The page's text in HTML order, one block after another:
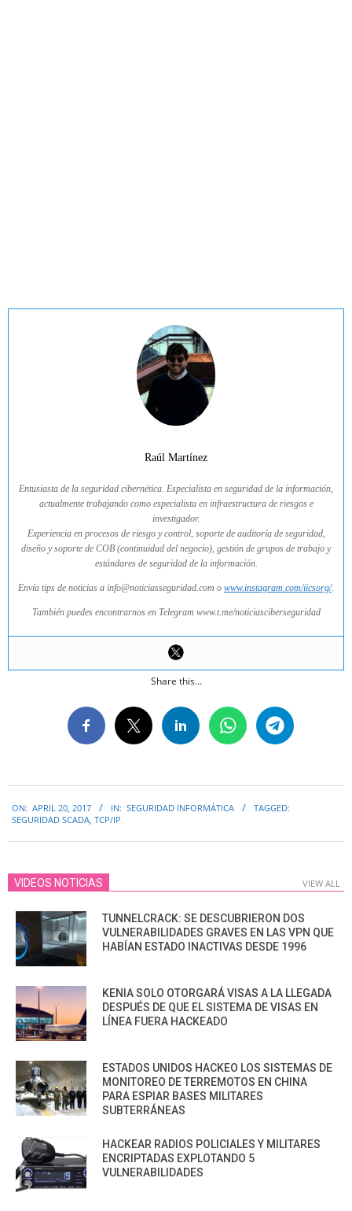
Raúl Martínez
Entusiasta de la seguridad cibernética. Especialista en seguridad de la información,
actualmente trabajando como especialista en infraestructura de riesgos e
investigador.
Experiencia en procesos de riesgo y control, soporte de auditoría de seguridad,
diseño y soporte de COB (continuidad del negocio), gestión de grupos de trabajo y
estándares de seguridad de la información.
Envía tips de noticias a info@noticiasseguridad.com o www.instagram.com/iicsorg/.
También puedes encontrarnos en Telegram www.t.me/noticiasciberseguridad
Share this...
04-
ON: APRIL 20, 2017 IN: SEGURIDAD INFORMÁTICA
TAGGED:
SEGURIDAD SCADA TCP/IP
VIDEOS NOTICIAS VIEW ALL
TUNNELCRACK: SE DESCUBRIERON DOS
VULNERABILIDADES GRAVES EN LAS VPN QUE
HABÍAN ESTADO INACTIVAS DESDE 1996
KENIA SOLO OTORGARÁ VISAS A LA LLEGADA
DESPUÉS DE QUE EL SISTEMA DE VISAS EN
LÍNEA FUERA HACKEADO
ESTADOS UNIDOS HACKEO LOS SISTEMAS DE
MONITOREO DE TERREMOTOS EN CHINA
PARA ESPIAR BASES MILITARES
SUBTERRÁNEAS
HACKEAR RADIOS POLICIALES Y MILITARES
ENCRIPTADAS EXPLOTANDO 5
VULNERABILIDADES